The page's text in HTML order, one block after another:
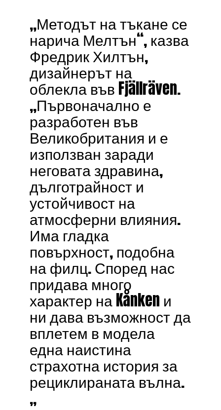
„Методът на тъкане се
нарича Мелтън“, казва
Фредрик Хилтън,
дизайнерът на
облекла във Fjällräven.
„Първоначално е
разработен във
Великобритания и е
използван заради
неговата здравина,
дълготрайност и
устойчивост на
атмосферни влияния.
Има гладка
повърхност, подобна
на филц. Според нас
придава много
характер на Kånken и
ни дава възможност да
вплетем в модела
една наистина
страхотна история за
рециклираната вълна.
„